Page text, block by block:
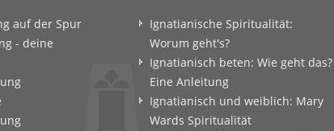
auf der Spur
- deine
Ignatianische Spiritualität:
Worum geht's?
Ignatianisch beten: Wie geht das?
Eine Anleitung
Ignatianisch und weiblich: Mary
Wards Spiritualität